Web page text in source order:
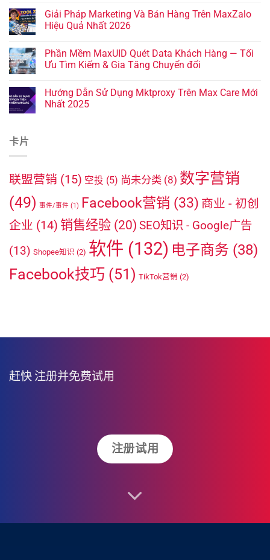
Giải Pháp Marketing Và Bán Hàng Trên MaxZalo
Hiệu Quả Nhất 2026
Phần Mềm MaxUID Quét Data Khách Hàng — Tối
Ưu Tìm Kiếm & Gia Tăng Chuyển đổi
Hướng Dẫn Sử Dụng Mktproxy Trên Max Care Mới
Nhất 2025
卡片
联盟营销 (15) 空投 (5) 尚未分类 (8) 数字营销
(49) 事件/事件 (1) Facebook营销 (33) 商业 - 初创
企业 (14) 销售经验 (20) SEO知识 - Google广告
(13) Shopee知识 (2) 软件 (132) 电子商务 (38)
Facebook技巧 (51) TikTok营销 (2)
赶快 注册并免费试用
注册试用